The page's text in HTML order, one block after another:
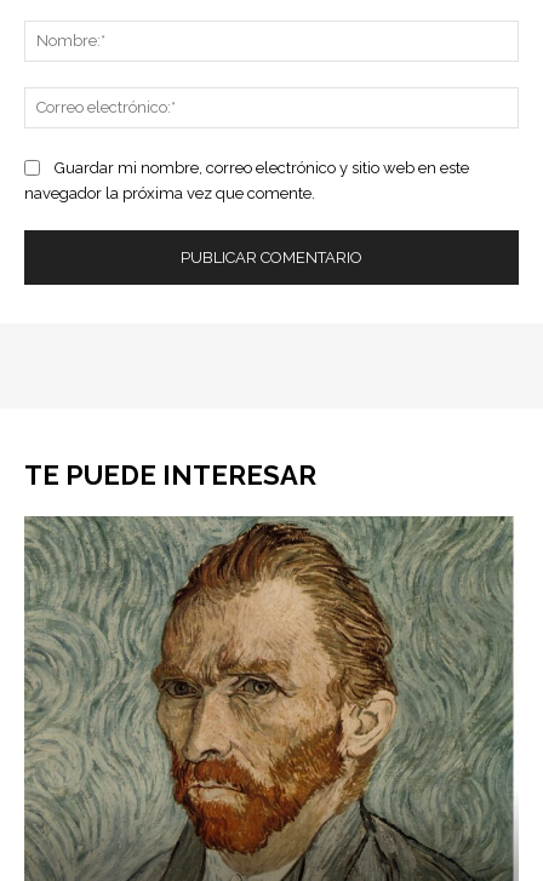
Guardar mi nombre, correo electrónico y sitio web en este
navegador la próxima vez que comente.
TE PUEDE INTERESAR